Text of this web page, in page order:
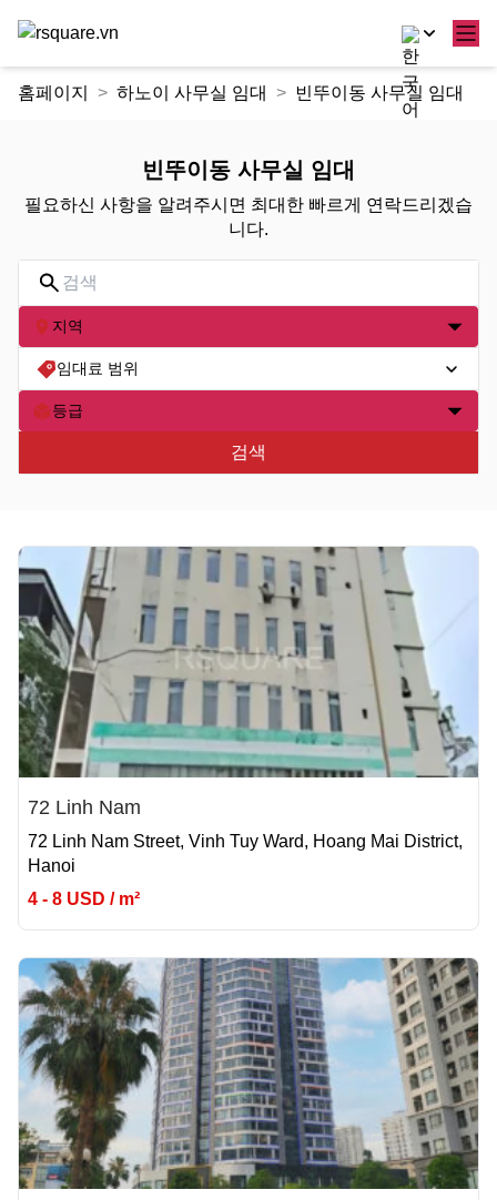
홈페이지 하노이 사무실 임대 빈뚜이동 사무실 임대
빈뚜이동 사무실 임대
필요하신 사항을 알려주시면 최대한 빠르게 연락드리겠습
니다.
지역
임대료 범위
등급
검색
72 Linh Nam
72 Linh Nam Street, Vinh Tuy Ward, Hoang Mai District,
Hanoi
4 - 8 USD / m²